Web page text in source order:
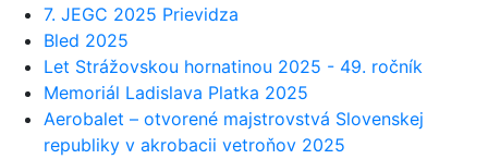
7. JEGC 2025 Prievidza
Bled 2025
Let Strážovskou hornatinou 2025 - 49. ročník
Memoriál Ladislava Platka 2025
Aerobalet – otvorené majstrovstvá Slovenskej
republiky v akrobacii vetroňov 2025